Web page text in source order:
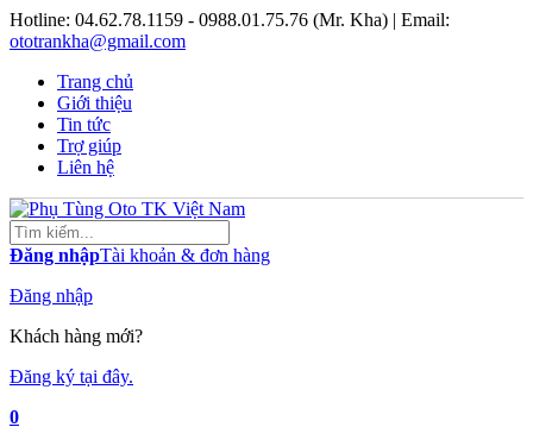
Hotline: 04.62.78.1159 - 0988.01.75.76 (Mr. Kha) | Email:
ototrankha@gmail.com
Trang chủ
Giới thiệu
Tin tức
Trợ giúp
Liên hệ
Đăng nhậpTài khoản & đơn hàng
Đăng nhập
Khách hàng mới?
Đăng ký tại đây.
0